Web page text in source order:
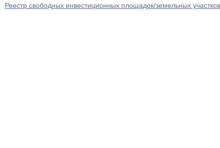
Реестр свободных инвестиционных площадок/земельных участков